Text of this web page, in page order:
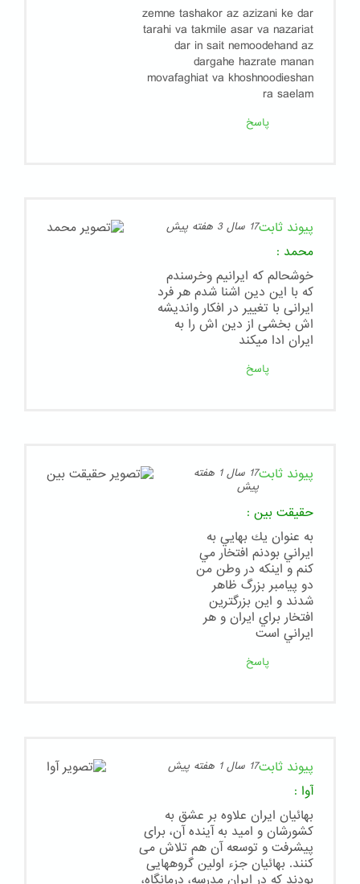
zemne tashakor az azizani ke dar
tarahi va takmile asar va nazariat
dar in sait nemoodehand az
dargahe hazrate manan
movafaghiat va khoshnoodieshan
ra saelam
پاسخ
پیوند ثابت17 سال 3 هفته پیش
محمد :
خوشحالم که ایرانیم وخرسندم
که با این دین اشنا شدم هر فرد
ایرانی با تغییر در افکار واندیشه
اش بخشی از دین اش را به
ایران ادا میکند
پاسخ
پیوند ثابت
17 سال 1 هفته
پیش
حقيقت بين :
به عنوان يك بهايي به
ايراني بودنم افتخار مي
كنم و اينكه در وطن من
دو پيامبر بزرگ ظاهر
شدند و اين بزرگترين
افتخار براي ايران و هر
ايراني است
پاسخ
پیوند ثابت17 سال 1 هفته پیش
آوا :
بهائیان ایران علاوه بر عشق به
کشورشان و امید به آینده آن، برای
پیشرفت و توسعه آن هم تلاش می
کنند. بهائیان جزء اولین گروههایی
بودند که در ایران مدرسه، درمانگاه،